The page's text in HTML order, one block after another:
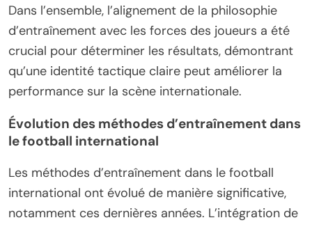
Dans l’ensemble, l’alignement de la philosophie
d’entraînement avec les forces des joueurs a été
crucial pour déterminer les résultats, démontrant
qu’une identité tactique claire peut améliorer la
performance sur la scène internationale.
Évolution des méthodes d’entraînement dans
le football international
Les méthodes d’entraînement dans le football
international ont évolué de manière significative,
notamment ces dernières années. L’intégration de